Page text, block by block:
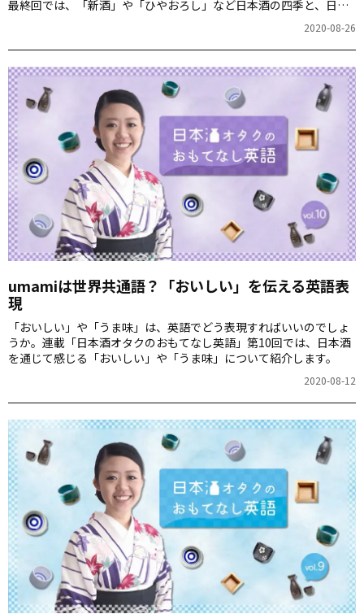
最終回では、「新酒」や「ひやおろし」など日本酒の四季と、日本
2020-08-26
umamiは世界共通語？「おいしい」を伝える英語表
現
「おいしい」や「うま味」は、英語でどう表現すればいいのでしょ
うか。連載「日本酒オタクのおもてなし英語」第10回では、日本酒
を通じて感じる「おいしい」や「うま味」について紹介します。
2020-08-12